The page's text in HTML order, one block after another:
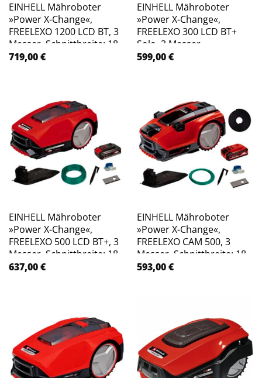
EINHELL Mähroboter
»Power X-Change«,
FREELEXO 1200 LCD BT, 3
Messer, Schnittbreite: 18
cm – rot
719,00€
EINHELL Mähroboter
»Power X-Change«,
FREELEXO 300 LCD BT+
Solo, 3 Messer,
Schnittbreite: 18 cm – rot
599,00€
EINHELL Mähroboter
»Power X-Change«,
FREELEXO 500 LCD BT+, 3
Messer, Schnittbreite: 18
cm – rot
637,00€
EINHELL Mähroboter
»Power X-Change«,
FREELEXO CAM 500, 3
Messer, Schnittbreite: 18
cm – rot
593,00€